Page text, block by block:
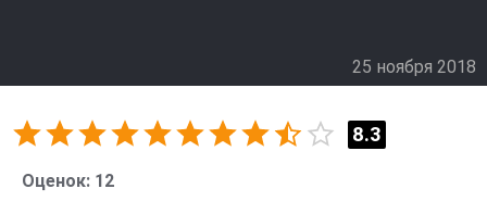
25 ноября 2018
8.3
Оценок: 12